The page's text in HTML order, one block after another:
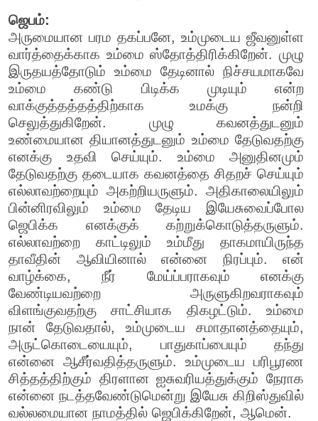
ஜெபம்:
அருமையான பரம தகப்பனே, உம்முடைய ஜீவனுள்ள
வார்த்தைக்காக உம்மை ஸ்தோத்திரிக்கிறேன். முழு
இருதயத்தோடும் உம்மை தேடினால் நிச்சயமாகவே
உம்மை கண்டு பிடிக்க முடியும் என்ற
வாக்குத்தத்தத்திற்காக உமக்கு நன்றி
செலுத்துகிறேன். முழு கவனத்துடனும்
உண்மையான தியானத்துடனும் உம்மை தேடுவதற்கு
எனக்கு உதவி செய்யும். உம்மை அனுதினமும்
தேடுவதற்கு தடையாக கவனத்தை சிதறச் செய்யும்
எல்லாவற்றையும் அகற்றியருளும். அதிகாலையிலும்
பின்னிரவிலும் உம்மை தேடிய இயேசுவைப்போல
ஜெபிக்க எனக்குக் கற்றுக்கொடுத்தருளும்.
எல்லாவற்றை காட்டிலும் உம்மீது தாகமாயிருந்த
தாவீதின் ஆவியினால் என்னை நிரப்பும். என்
வாழ்க்கை, நீர் மேய்ப்பராகவும் எனக்கு
வேண்டியவற்றை அருளுகிறவராகவும்
விளங்குவதற்கு சாட்சியாக திகழட்டும். உம்மை
நான் தேடுவதால், உம்முடைய சமாதானத்தையும்,
அருட்கொடையையும், பாதுகாப்பையும் தந்து
என்னை ஆசீர்வதித்தருளும். உம்முடைய பரிபூரண
சித்தத்திற்கும் திரளான ஐசுவரியத்துக்கும் நேராக
என்னை நடத்தவேண்டுமென்று இயேசு கிறிஸ்துவில்
வல்லமையான நாமத்தில் ஜெபிக்கிறேன், ஆமென்.